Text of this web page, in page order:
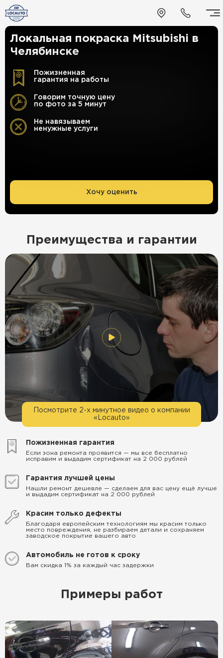
Локальная покраска Mitsubishi в
Челябинске
Пожизненная
гарантия на работы
Говорим точную цену
по фото за 5 минут
Не навязываем
ненужные услуги
Хочу оценить
Преимущества и гарантии
Посмотрите 2-х минутное видео о компании
«Locauto»
Пожизненная гарантия
Если зона ремонта проявится — мы все бесплатно
исправим и выдадим сертификат на 2 000 рублей
Гарантия лучшей цены
Нашли ремонт дешевле — сделаем для вас цену ещё лучше
и выдадим сертификат на 2 000 рублей
Красим только дефекты
Благодаря европейским технологиям мы красим только
место повреждения, не разбираем детали и сохраняем
заводское покрытие вашего авто
Автомобиль не готов к сроку
Вам скидка 1% за каждый час задержки
Примеры работ